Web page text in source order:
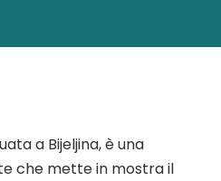
a Bijeljina, è una
che mette in mostra il